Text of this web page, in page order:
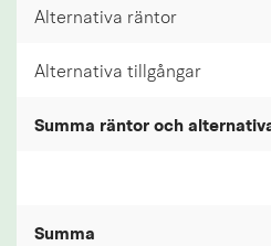
Alternativa räntor
Alternativa tillgångar
Summa räntor och
Summa